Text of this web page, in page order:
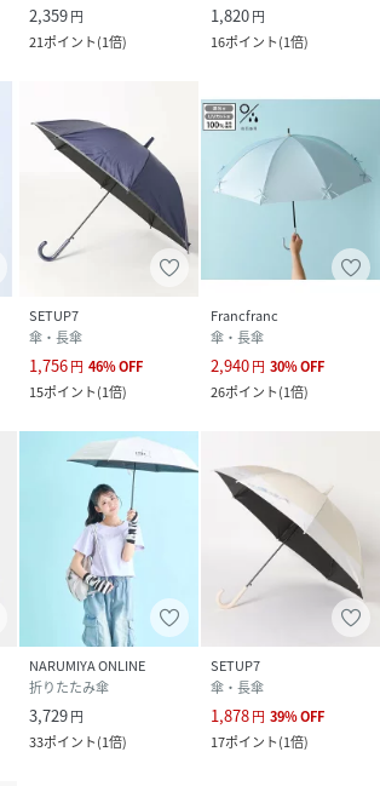
2,359円
21ポイント(1倍)
1,820円
16ポイント(1倍)
SETUP7
傘・長傘
1,756円 46%OFF
15ポイント(1倍)
Francfranc
傘・長傘
2,940円 30%OFF
26ポイント(1倍)
NARUMIYA ONLINE
折りたたみ傘
3,729円
33ポイント(1倍)
SETUP7
傘・長傘
1,878円 39%OFF
17ポイント(1倍)